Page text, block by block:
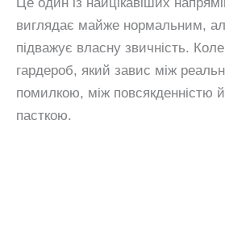
виглядає майже нормальним,
підважує власну звичність.
гардероб, який завис між
помилкою, між повсякденністю
пасткою.